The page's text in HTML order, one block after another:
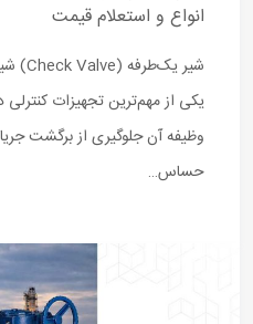
انواع و استعلام قیمت
یکی از مهم‌ترین تجهیزات
وظیفه آن جلوگیری از برگشت
حساس…